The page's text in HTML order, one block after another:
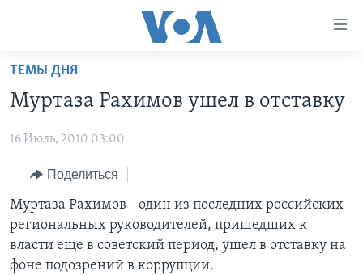
Перейти
основной
Перейти
навигации
Перейти
поиск
ПРОГРАММЫ
АМЕРИКА
НОВОСТИ ЗА МИНУТУ
ИТОГИ
ПОЧЕМУ ЭТО ВАЖНО?
ДИСКУССИЯ VOA
ПРОЕКТЫ
УЧИМ АНГЛИЙСКИЙ
НАША АМЕРИКАНСКАЯ ИСТОРИЯ
А КАК В АМЕРИКЕ?
АРТЕФАКТЫ
ЭКСПЕРТИЗА
ИНТЕРВЬЮ
ФАКТЫ ПРОТИВ ФЕЙКОВ
ЗА СВОБОДУ ПРЕССЫ
ТЕМЫ ДНЯ
Муртаза Рахимов ушел в отставку
16 Июль, 2010 03:00
Поделиться
Муртаза Рахимов - один из последних российских
региональных руководителей, пришедших к
власти еще в советский период, ушел в отставку на
фоне подозрений в коррупции.